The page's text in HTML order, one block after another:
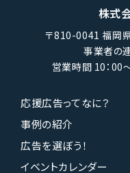
株式
〒810-0041 福岡
事業者の
営業時間 10：00
応援広告ってなに？
事例の紹介
広告を選ぼう！
イベントカレンダー